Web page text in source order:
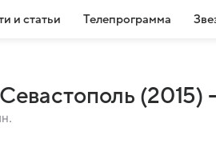
и статьи Телепрограмма
Севастополь (2015)